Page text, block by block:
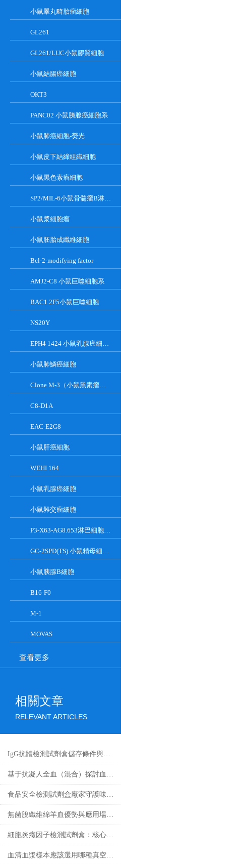
小鼠睪丸畸胎瘤細胞
GL261
GL261/LUC小鼠膠質細胞
小鼠結腸癌細胞
OKT3
PANC02 小鼠胰腺癌細胞系
小鼠肺癌細胞-熒光
小鼠皮下結締組織細胞
小鼠黑色素瘤細胞
SP2/MIL-6小鼠骨髓瘤B淋巴懸浮細胞系
小鼠漿細胞瘤
小鼠胚胎成纖維細胞
Bcl-2-modifying factor
AMJ2-C8 小鼠巨噬細胞系
BAC1.2F5小鼠巨噬細胞
NS20Y
EPH4 1424 小鼠乳腺癌細胞系
小鼠肺鱗癌細胞
Clone M-3（小鼠黑素瘤細胞）
C8-D1A
EAC-E2G8
小鼠肝癌細胞
WEHI 164
小鼠乳腺癌細胞
小鼠雜交瘤細胞
P3-X63-AG8.653淋巴細胞小鼠骨髓瘤細胞
GC-2SPD(TS) 小鼠精母細胞系
小鼠胰腺Β細胞
B16-F0
M-1
MOVAS
查看更多
相關文章
RELEVANT ARTICLES
IgG抗體檢測試劑盒儲存條件與有效期管理
基于抗凝人全血（混合）探討血液流變學特性及其影響因素
食品安全檢測試劑盒廠家守護味蕾的守護者
無菌脫纖維綿羊血優勢與應用場景匯總
細胞炎癥因子檢測試劑盒：核心技術與檢測原理全解析
血清血漿樣本應該選用哪種真空采血管收集？